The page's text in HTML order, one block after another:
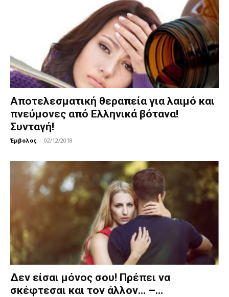
Αποτελεσματική θεραπεία για λαιμό και
πνεύμονες από Ελληνικά βότανα!
Συνταγή!
Έμβολος - 02/12/2018
Δεν είσαι μόνος σου! Πρέπει να
σκέφτεσαι και τον άλλον… –...